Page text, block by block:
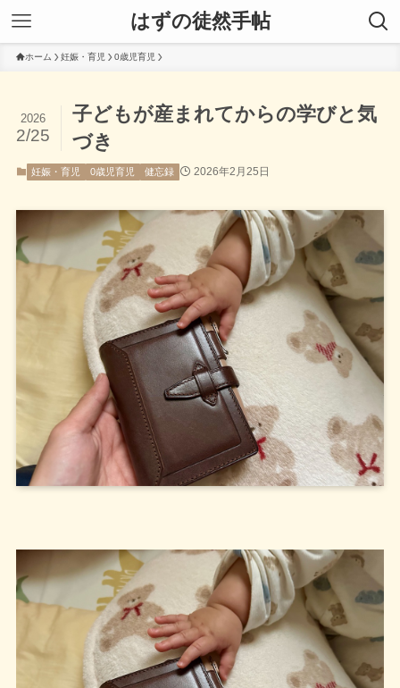
はずの徒然手帖
ホーム 妊娠・育児 0歳児育児
子どもが産まれてからの学びと気
づき
2026
2/25
妊娠・育児 0歳児育児 健忘録 2026年2月25日